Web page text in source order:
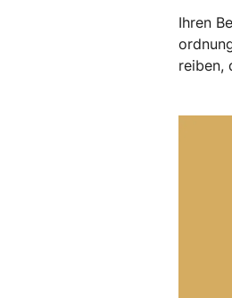
Ihren
reiben,